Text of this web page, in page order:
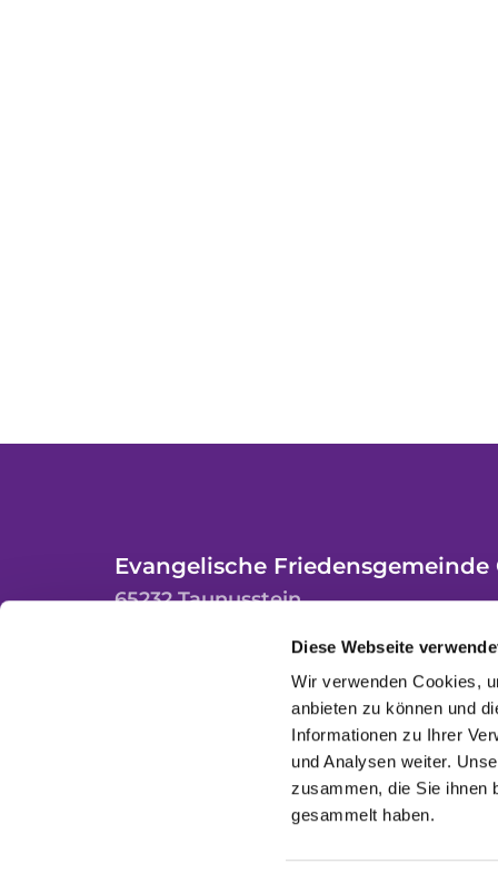
Diese Webseite
Wir verwenden Cookies,
anbieten zu können und
Informationen zu Ihrer
und Analysen weiter.
zusammen, die Sie ihnen
gesammelt haben.
Evangelische Friedensgemeinde
65232 Taunusstein